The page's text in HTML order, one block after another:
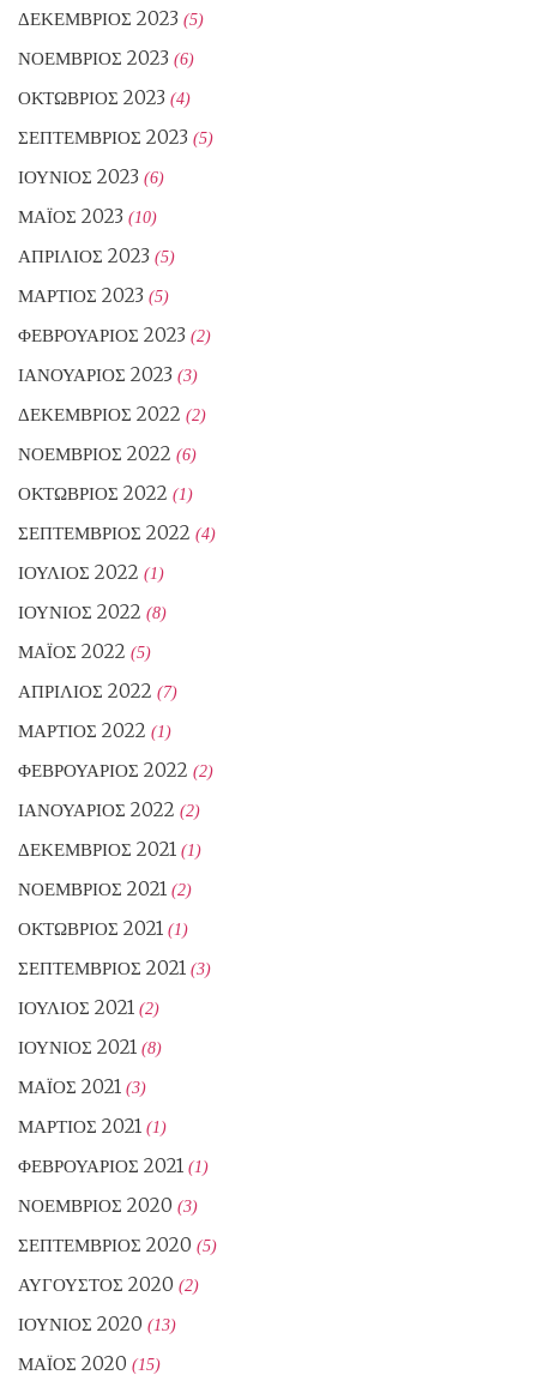
ΔΕΚΈΜΒΡΙΟΣ 2023 (5)
ΝΟΈΜΒΡΙΟΣ 2023 (6)
ΟΚΤΏΒΡΙΟΣ 2023 (4)
ΣΕΠΤΈΜΒΡΙΟΣ 2023 (5)
ΙΟΎΝΙΟΣ 2023 (6)
ΜΆΙΟΣ 2023 (10)
ΑΠΡΊΛΙΟΣ 2023 (5)
ΜΆΡΤΙΟΣ 2023 (5)
ΦΕΒΡΟΥΆΡΙΟΣ 2023 (2)
ΙΑΝΟΥΆΡΙΟΣ 2023 (3)
ΔΕΚΈΜΒΡΙΟΣ 2022 (2)
ΝΟΈΜΒΡΙΟΣ 2022 (6)
ΟΚΤΏΒΡΙΟΣ 2022 (1)
ΣΕΠΤΈΜΒΡΙΟΣ 2022 (4)
ΙΟΎΛΙΟΣ 2022 (1)
ΙΟΎΝΙΟΣ 2022 (8)
ΜΆΙΟΣ 2022 (5)
ΑΠΡΊΛΙΟΣ 2022 (7)
ΜΆΡΤΙΟΣ 2022 (1)
ΦΕΒΡΟΥΆΡΙΟΣ 2022 (2)
ΙΑΝΟΥΆΡΙΟΣ 2022 (2)
ΔΕΚΈΜΒΡΙΟΣ 2021 (1)
ΝΟΈΜΒΡΙΟΣ 2021 (2)
ΟΚΤΏΒΡΙΟΣ 2021 (1)
ΣΕΠΤΈΜΒΡΙΟΣ 2021 (3)
ΙΟΎΛΙΟΣ 2021 (2)
ΙΟΎΝΙΟΣ 2021 (8)
ΜΆΙΟΣ 2021 (3)
ΜΆΡΤΙΟΣ 2021 (1)
ΦΕΒΡΟΥΆΡΙΟΣ 2021 (1)
ΝΟΈΜΒΡΙΟΣ 2020 (3)
ΣΕΠΤΈΜΒΡΙΟΣ 2020 (5)
ΑΎΓΟΥΣΤΟΣ 2020 (2)
ΙΟΎΝΙΟΣ 2020 (13)
ΜΆΙΟΣ 2020 (15)